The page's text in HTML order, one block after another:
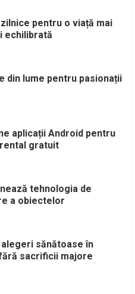
pentru o viață mai
echilibrată
din lume pentru pasionații
aplicații Android pentru
gratuit
tehnologia de
a obiectelor
sănătoase în
sacrificii majore